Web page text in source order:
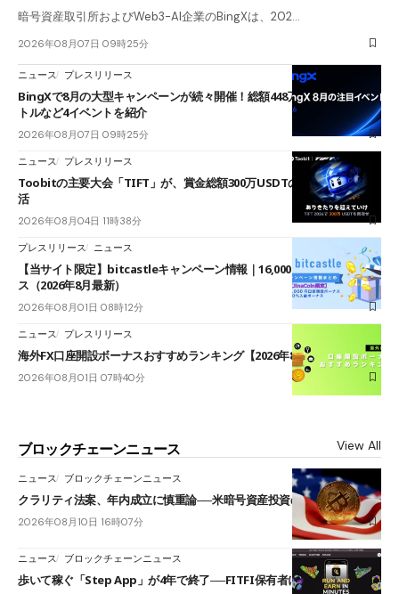
暗号資産取引所およびWeb3-AI企業のBingXは、202…
2026年08月07日 09時25分
ニュース プレスリリース
BingXで8月の大型キャンペーンが続々開催！総額448万USDT超のAIバ
トルなど4イベントを紹介
2026年08月07日 09時25分
ニュース プレスリリース
Toobitの主要大会「TIFT」が、賞金総額300万USDTのレースとして復
活
2026年08月04日 11時38分
プレスリリース ニュース
【当サイト限定】bitcastleキャンペーン情報｜16,000円口座開設ボーナ
ス（2026年8月最新）
2026年08月01日 08時12分
ニュース プレスリリース
海外FX口座開設ボーナスおすすめランキング【2026年8月最新】
2026年08月01日 07時40分
ブロックチェーンニュース View All
ニュース ブロックチェーンニュース
クラリティ法案、年内成立に慎重論──米暗号資産投資の海外流出懸念も
2026年08月10日 16時07分
ニュース ブロックチェーンニュース
歩いて稼ぐ「Step App」が4年で終了──FITFI保有者に対応呼びかけ